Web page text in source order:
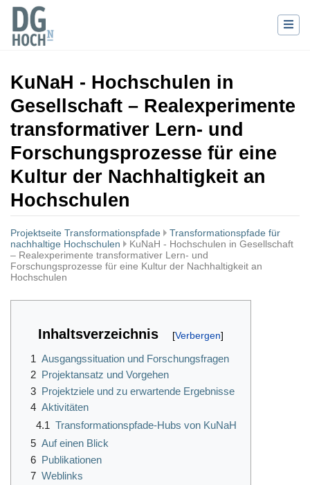
KuNaH - Hochschulen in
Gesellschaft – Realexperimente
transformativer Lern- und
Forschungsprozesse für eine
Kultur der Nachhaltigkeit an
Hochschulen
Projektseite Transformationspfade
Transformationspfade für
nachhaltige Hochschulen
KuNaH - Hochschulen in Gesellschaft
– Realexperimente transformativer Lern- und
Forschungsprozesse für eine Kultur der Nachhaltigkeit an
Hochschulen
Wechseln zu:Navigation,Suche
Inhaltsverzeichnis
1 Ausgangssituation und Forschungsfragen
2 Projektansatz und Vorgehen
3 Projektziele und zu erwartende Ergebnisse
4 Aktivitäten
4.1 Transformationspfade-Hubs von KuNaH
5 Auf einen Blick
6 Publikationen
7 Weblinks